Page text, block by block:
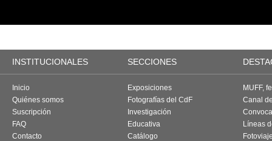
INSTITUCIONALES SECCIONES
Inicio
Quiénes somos
Suscripción
FAQ
Contacto
Exposiciones
Fotografías del CdF
Investigación
Educativa
Catálogo
MUFF,
Canal
Líneas